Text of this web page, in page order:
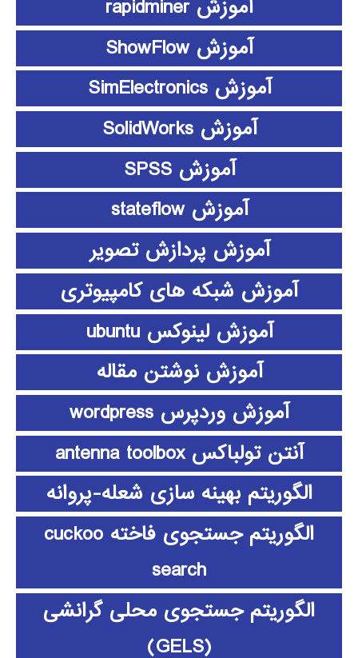
آموزش rapidminer
آموزش ShowFlow
آموزش SimElectronics
آموزش SolidWorks
آموزش SPSS
آموزش stateflow
آموزش پردازش تصویر
آموزش شبکه های کامپیوتری
آموزش لینوکس ubuntu
آموزش نوشتن مقاله
آموزش وردپرس wordpress
آنتن تولباکس antenna toolbox
الگوریتم بهینه سازی شعله-پروانه
الگوریتم جستجوی فاخته cuckoo
search
الگوریتم جستجوی محلی گرانشی
(GELS)